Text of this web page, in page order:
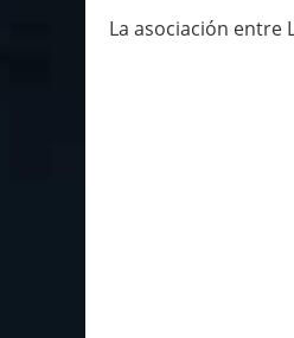
La asociación entre